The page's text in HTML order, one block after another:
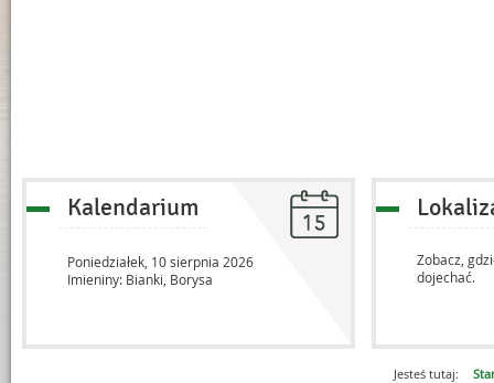
Kalendarium
Poniedziałek, 10sierpnia 2026
Imieniny: Bianki, Borysa
Zobacz,
dojechać.
Jesteś tutaj: